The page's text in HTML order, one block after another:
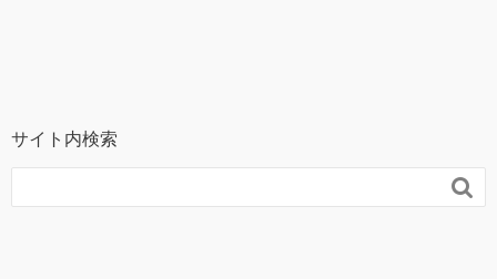
サイト内検索
